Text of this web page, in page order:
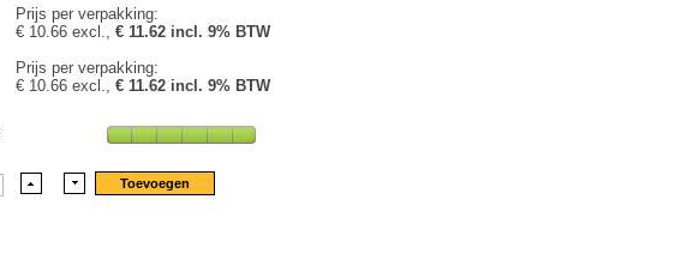
Prijs per verpakking:
€ 10.66 excl., € 11.62 incl. 9% BTW
Prijs per verpakking:
€ 10.66 excl., € 11.62 incl. 9% BTW